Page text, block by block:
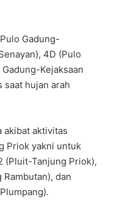
Gadung-
4D (Pulo
Kejaksaan
saat hujan arah
akibat aktivitas
Priok yakni untuk
(Pluit-Tanjung Priok),
dan